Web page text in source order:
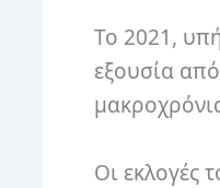
Το 2021,
εξουσία
Οι εκλογές